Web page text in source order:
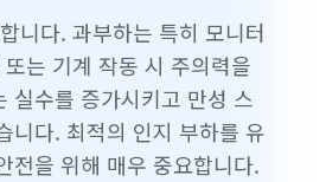
니다. 과부하는 특히 모니터
는 기계 작동 시 주의력을
실수를 증가시키고 만성 스
니다. 최적의 인지 부하를 유
전을 위해 매우 중요합니다.